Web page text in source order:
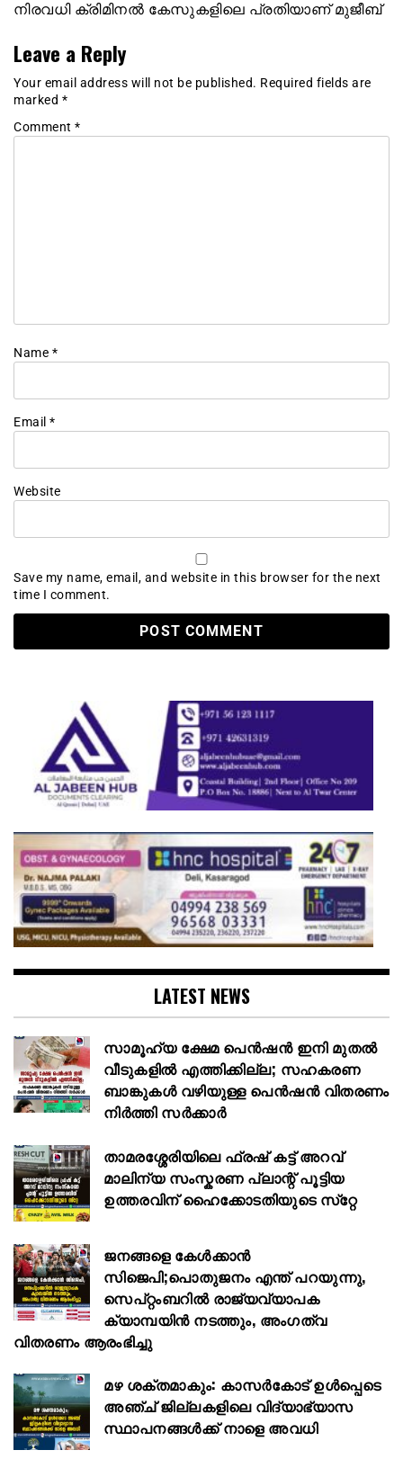
നിരവധി ക്രിമിനൽ കേസുകളിലെ പ്രതിയാണ് മുജീബ്‌
Leave a Reply
Your email address will not be published. Required fields are
marked *
Comment *
Name *
Email *
Website
Save my name, email, and website in this browser for the next
time I comment.
LATEST NEWS
സാമൂഹ്യ ക്ഷേമ പെൻഷൻ ഇനി മുതൽ
വീടുകളിൽ എത്തിക്കില്ല; സഹകരണ
ബാങ്കുകൾ വഴിയുള്ള പെൻഷൻ വിതരണം
നിർത്തി സർക്കാർ
താമരശ്ശേരിയിലെ ഫ്രഷ് കട്ട് അറവ്
മാലിന്യ സംസ്കരണ പ്ലാന്റ് പൂട്ടിയ
ഉത്തരവിന് ഹൈക്കോടതിയുടെ സ്‌റ്റേ
ജനങ്ങളെ കേൾക്കാൻ
സിജെപി;പൊതുജനം എന്ത് പറയുന്നു,
സെപ്റ്റംബറിൽ രാജ്യവ്യാപക
ക്യാമ്പയിൻ നടത്തും, അംഗത്വ
വിതരണം ആരംഭിച്ചു
മഴ ശക്തമാകും: കാസർകോട് ഉൾപ്പെടെ
അഞ്ച് ജില്ലകളിലെ വിദ്യാഭ്യാസ
സ്ഥാപനങ്ങൾക്ക് നാളെ അവധി